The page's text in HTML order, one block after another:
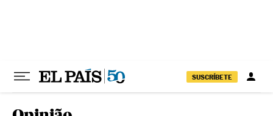
SUSCRÍBETE